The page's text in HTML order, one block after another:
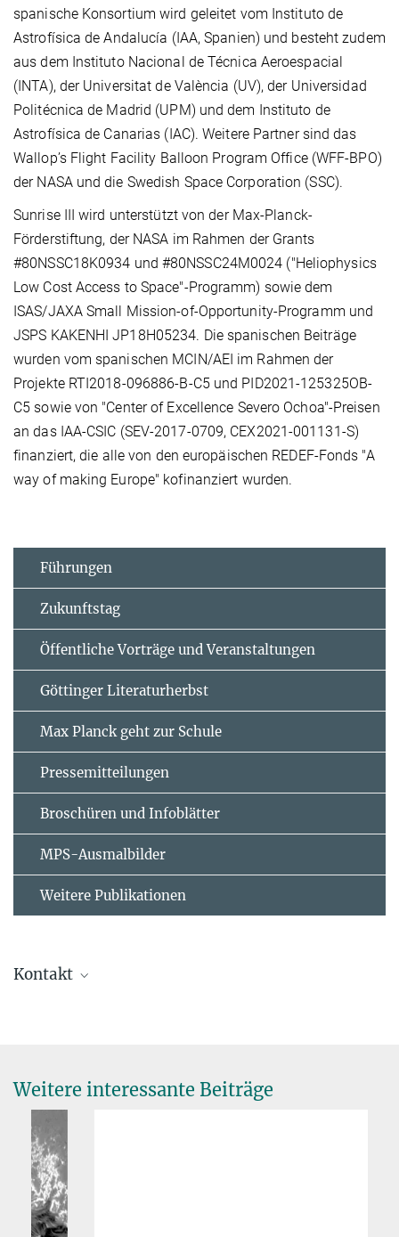
spanische Konsortium wird geleitet vom Instituto de
Astrofísica de Andalucía (IAA, Spanien) und besteht zudem
aus dem Instituto Nacional de Técnica Aeroespacial
(INTA), der Universitat de València (UV), der Universidad
Politécnica de Madrid (UPM) und dem Instituto de
Astrofísica de Canarias (IAC). Weitere Partner sind das
Wallop’s Flight Facility Balloon Program Office (WFF-BPO)
der NASA und die Swedish Space Corporation (SSC).
Sunrise III wird unterstützt von der Max-Planck-
Förderstiftung, der NASA im Rahmen der Grants
#80NSSC18K0934 und #80NSSC24M0024 ("Heliophysics
Low Cost Access to Space"-Programm) sowie dem
ISAS/JAXA Small Mission-of-Opportunity-Programm und
JSPS KAKENHI JP18H05234. Die spanischen Beiträge
wurden vom spanischen MCIN/AEI im Rahmen der
Projekte RTI2018-096886-B-C5 und PID2021-125325OB-
C5 sowie von "Center of Excellence Severo Ochoa"-Preisen
an das IAA-CSIC (SEV-2017-0709, CEX2021-001131-S)
finanziert, die alle von den europäischen REDEF-Fonds "A
way of making Europe" kofinanziert wurden.
Führungen
Zukunftstag
Öffentliche Vorträge und Veranstaltungen
Göttinger Literaturherbst
Max Planck geht zur Schule
Pressemitteilungen
Broschüren und Infoblätter
MPS-Ausmalbilder
Weitere Publikationen
Kontakt
krummheuer@...
Max-Planck-Institut für Sonnensystemforschung, Göttingen
Prof. Dr. Sami Solanki
Sunrise III Principal Investigator, Direktor
+49 551 384979-325
solanki-office@...
Max-Planck-Institut für Sonnensystemforschung, Göttingen
Weitere interessante Beiträge